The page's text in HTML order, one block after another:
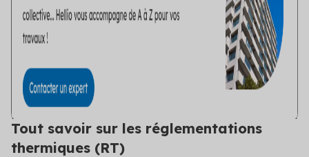
Tout savoir sur les réglementations
thermiques (RT)